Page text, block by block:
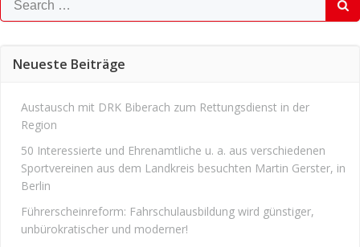
for:
Neueste Beiträge
Austausch mit DRK Biberach zum Rettungsdienst in der
Region
50 Interessierte und Ehrenamtliche u. a. aus verschiedenen
Sportvereinen aus dem Landkreis besuchten Martin Gerster, in
Berlin
Führerscheinreform: Fahrschulausbildung wird günstiger,
unbürokratischer und moderner!